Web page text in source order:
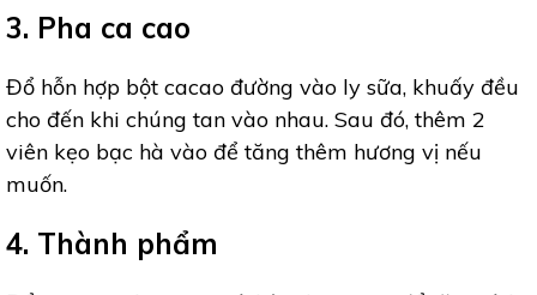
3. Pha ca cao
Đổ hỗn hợp bột cacao đường vào ly sữa, khuấy đều
cho đến khi chúng tan vào nhau. Sau đó, thêm 2
viên kẹo bạc hà vào để tăng thêm hương vị nếu
muốn.
4. Thành phẩm